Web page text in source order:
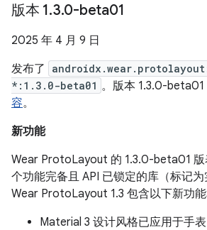
版本 1.3.0-beta01
2025 年 4 月 9 日
发布了
*:1.3.0-beta01 。版本 1.3.0-beta01
容。
新功能
Wear ProtoLayout 的 1.3.0-beta01 版
个功能完备且 API 已锁定的库（标记为
Wear ProtoLayout 1.3 包含以下新功能
Material 3 设计风格已应用于手